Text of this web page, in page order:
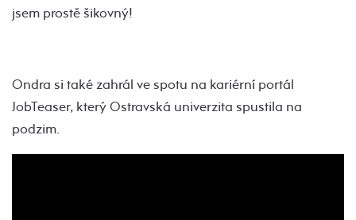
jsem prostě šikovný!
Ondra si také zahrál ve spotu na kariérní portál
JobTeaser, který Ostravská univerzita spustila na
podzim.